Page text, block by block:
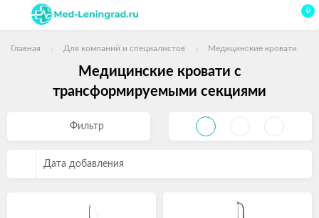
0
Главная Для компаний и специалистов Медицинские кровати
Медицинские кровати с
трансформируемыми секциями
Фильтр
Дата добавления